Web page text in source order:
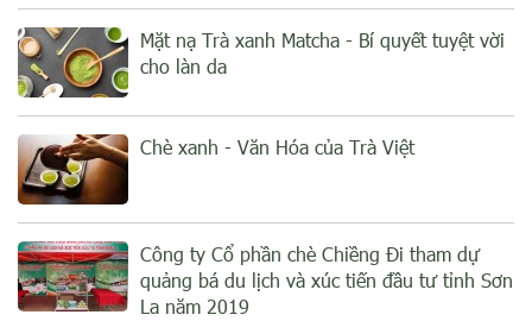
Mặt nạ Trà xanh Matcha - Bí quyết tuyệt vời
cho làn da
Chè xanh - Văn Hóa của Trà Việt
Công ty Cổ phần chè Chiềng Đi tham dự
quảng bá du lịch và xúc tiến đầu tư tỉnh Sơn
La năm 2019